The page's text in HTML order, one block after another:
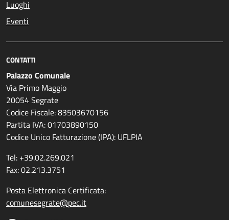
Luoghi
Eventi
CONTATTI
Palazzo Comunale
Via Primo Maggio
20054 Segrate
Codice Fiscale: 83503670156
Partita IVA: 01703890150
Codice Unico Fatturazione (IPA): UFLPIA
Tel: +39.02.269.021
Fax: 02.213.3751
Posta Elettronica Certificata:
comunesegrate@pec.it